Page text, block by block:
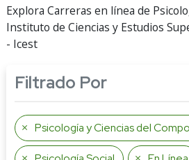
Explora Carreras en línea de
Instituto de Ciencias y Estudios
- Icest
Filtrado Por
Psicología y Ciencias del